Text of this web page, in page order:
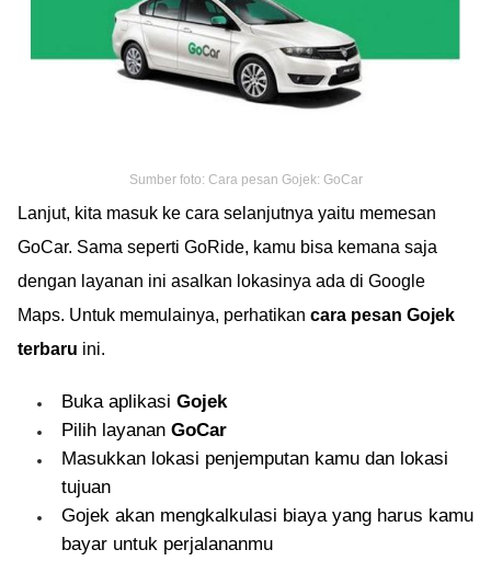
Sumber foto: Cara pesan Gojek: GoCar
Lanjut, kita masuk ke cara selanjutnya yaitu memesan
GoCar. Sama seperti GoRide, kamu bisa kemana saja
dengan layanan ini asalkan lokasinya ada di Google
Maps. Untuk memulainya, perhatikan cara pesan Gojek
terbaru ini.
Buka aplikasi Gojek
Pilih layanan GoCar
Masukkan lokasi penjemputan kamu dan lokasi
tujuan
Gojek akan mengkalkulasi biaya yang harus kamu
bayar untuk perjalananmu